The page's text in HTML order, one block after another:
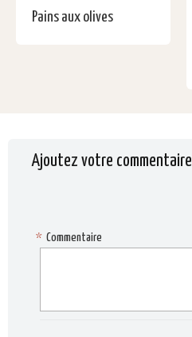
Pains aux olives
Ajoutez votre commentaire
Commentaire
*